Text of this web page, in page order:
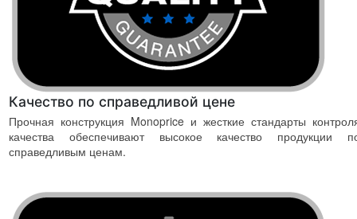
Качество по справедливой цене
Прочная конструкция Monoprice и жесткие стандарты
качества обеспечивают высокое качество продукции
справедливым ценам.